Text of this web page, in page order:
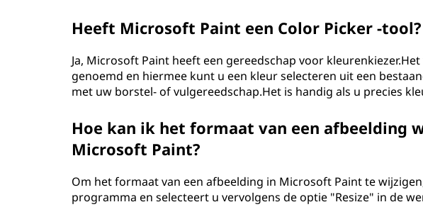
Heeft Microsoft Paint een Color Picker -tool?
Ja, Microsoft Paint heeft een gereedschap voor
genoemd en hiermee kunt u een kleur selecteren uit een
met uw borstel- of vulgereedschap.Het is handig als u precies
Hoe kan ik het formaat van een afbeelding
Microsoft Paint?
Om het formaat van een afbeelding in Microsoft Paint te
programma en selecteert u vervolgens de optie "Resize" in de